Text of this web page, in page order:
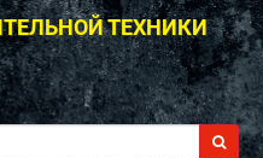
ТЕХНИКИ